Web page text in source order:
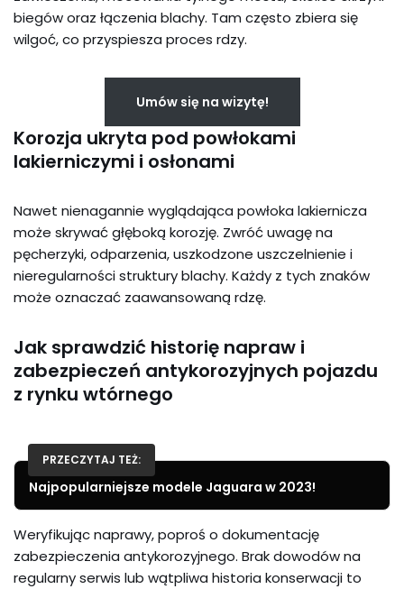
biegów oraz łączenia blachy. Tam często zbiera się
wilgoć, co przyspiesza proces rdzy.
Umów się na wizytę!
Korozja ukryta pod powłokami
lakierniczymi i osłonami
Nawet nienagannie wyglądająca powłoka lakiernicza
może skrywać głęboką korozję. Zwróć uwagę na
pęcherzyki, odparzenia, uszkodzone uszczelnienie i
nieregularności struktury blachy. Każdy z tych znaków
może oznaczać zaawansowaną rdzę.
Jak sprawdzić historię napraw i
zabezpieczeń antykorozyjnych pojazdu
z rynku wtórnego
PRZECZYTAJ TEŻ:
Najpopularniejsze modele Jaguara w 2023!
Weryfikując naprawy, poproś o dokumentację
zabezpieczenia antykorozyjnego. Brak dowodów na
regularny serwis lub wątpliwa historia konserwacji to